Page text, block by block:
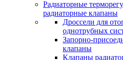
Радиаторные
радиаторные клапаны
Дроссели для
однотрубных
Запорно-
клапаны
Клапаны